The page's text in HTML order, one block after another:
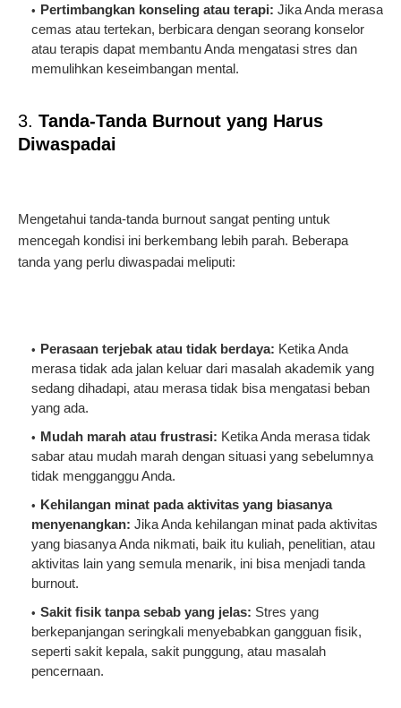
Pertimbangkan konseling atau terapi: Jika Anda merasa
cemas atau tertekan, berbicara dengan seorang konselor
atau terapis dapat membantu Anda mengatasi stres dan
memulihkan keseimbangan mental.
3. Tanda-Tanda Burnout yang Harus
Diwaspadai
Mengetahui tanda-tanda burnout sangat penting untuk
mencegah kondisi ini berkembang lebih parah. Beberapa
tanda yang perlu diwaspadai meliputi:
Perasaan terjebak atau tidak berdaya: Ketika Anda
merasa tidak ada jalan keluar dari masalah akademik yang
sedang dihadapi, atau merasa tidak bisa mengatasi beban
yang ada.
Mudah marah atau frustrasi: Ketika Anda merasa tidak
sabar atau mudah marah dengan situasi yang sebelumnya
tidak mengganggu Anda.
Kehilangan minat pada aktivitas yang biasanya
menyenangkan: Jika Anda kehilangan minat pada aktivitas
yang biasanya Anda nikmati, baik itu kuliah, penelitian, atau
aktivitas lain yang semula menarik, ini bisa menjadi tanda
burnout.
Sakit fisik tanpa sebab yang jelas: Stres yang
berkepanjangan seringkali menyebabkan gangguan fisik,
seperti sakit kepala, sakit punggung, atau masalah
pencernaan.